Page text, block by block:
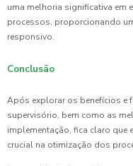
uma melhoria significativa em
processos, proporcionando
responsivo.
Conclusão
Após explorar os benefícios e
supervisório, bem como as
implementação, fica claro que
crucial na otimização dos